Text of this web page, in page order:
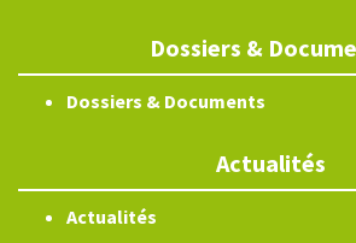
Dossiers &
Dossiers & Documents
Actualités
Actualités